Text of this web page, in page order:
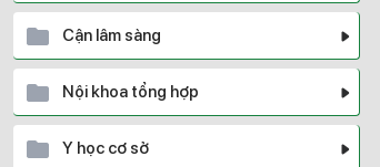
Cận lâm sàng
Nội khoa tổng hợp
Y học cơ sở